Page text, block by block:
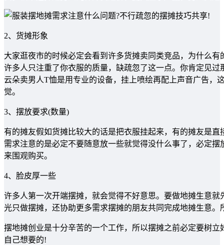
2、货摊形象
大家逛夜市的时候必定会看到许多货摊卖同类竞品，为什么
许多人只注重了你衣服的质量，缺疏忽了这一点。你肯定见
云朵卖男人T恤是用专业的设备，挂上喷绘再配上声音广告，
觉。
3、摆放要求(数量)
有的摊友假如货摊比较大的话是把衣服挂起来，有的摊友是
需求注意的是必定不要随意放一些就觉得没什么事了，必定
来围观购买。
4、脸皮厚一些
许多人第一次开端摆摊，就会觉得不好意思。要做地摊生意
光只做摆摊，还协助更多需求摆摊的朋友共同完成地摊生意
摆地摊创业是十分辛苦的一个工作，所以摆摊之前必定要树
自己想要的!